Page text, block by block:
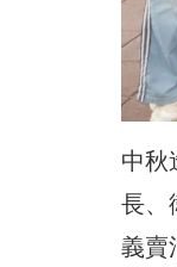
中秋
長、
義賣